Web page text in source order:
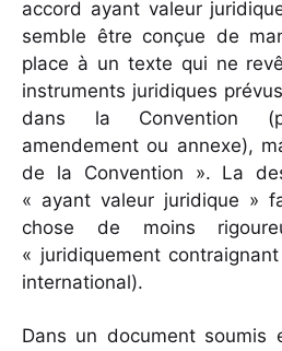
accord ayant valeur
semble être conçue de
place à un texte qui ne
instruments juridiques
dans la Convention
amendement ou annexe),
de la Convention ». La
« ayant valeur juridique »
chose de moins
« juridiquement
international).
Dans un document soumis